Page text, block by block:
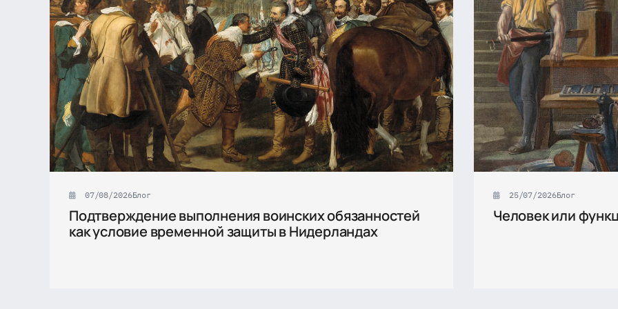
07/08/2026Блог
Подтверждение выполнения воинских обязанностей
как условие временной защиты в Нидерландах
25/07/2026Блог
Человек или